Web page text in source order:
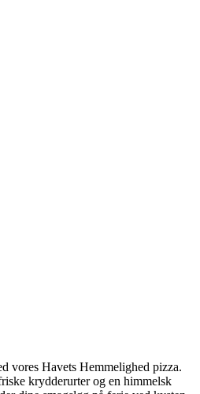
vores Havets Hemmelighed pizza.
krydderurter og en himmelsk